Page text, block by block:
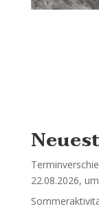
22.08.2026,